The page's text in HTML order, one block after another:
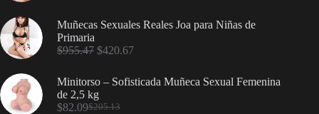
Muñecas Sexuales Reales Joa para Niñas de
Primaria
$955.47 $420.67
Minitorso – Sofisticada Muñeca Sexual Femenina
de 2,5 kg
$205.13
$82.09